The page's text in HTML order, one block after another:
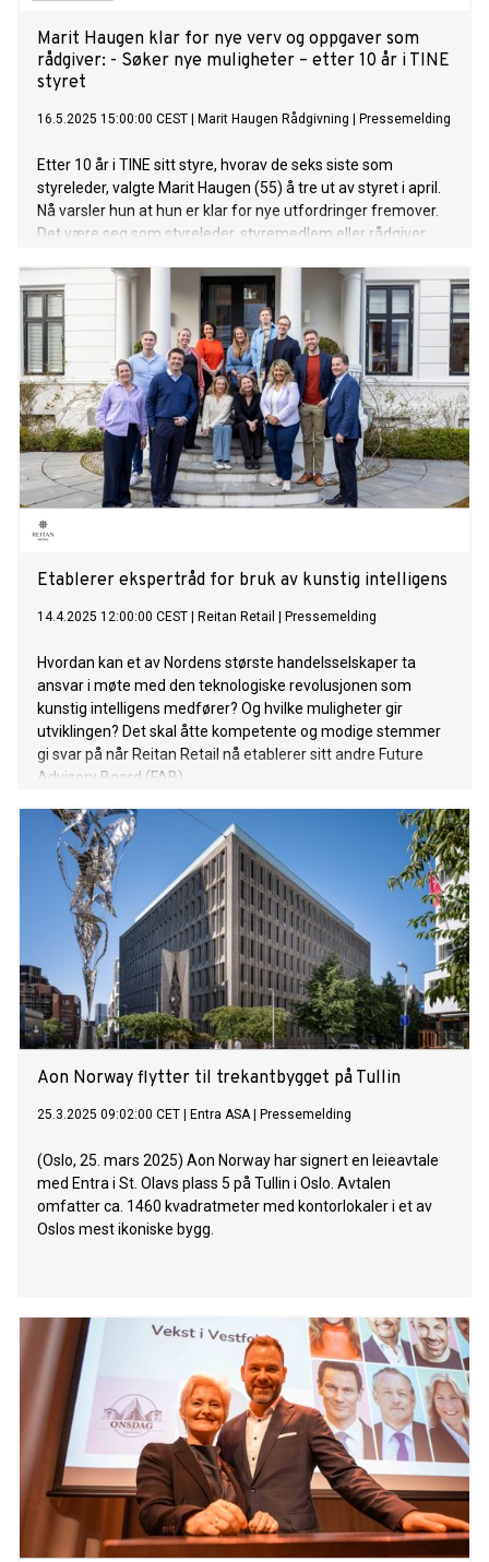
Marit Haugen klar for nye verv og oppgaver som
rådgiver: - Søker nye muligheter – etter 10 år i TINE
styret
16.5.2025 15:00:00 CEST Marit Haugen Rådgivning Pressemelding
Etter 10 år i TINE sitt styre, hvorav de seks siste som
styreleder, valgte Marit Haugen (55) å tre ut av styret i april.
Nå varsler hun at hun er klar for nye utfordringer fremover.
Det være seg som styreleder, styremedlem eller rådgiver.
Etablerer ekspertråd for bruk av kunstig intelligens
14.4.2025 12:00:00 CEST Reitan Retail Pressemelding
Hvordan kan et av Nordens største handelsselskaper ta
ansvar i møte med den teknologiske revolusjonen som
kunstig intelligens medfører? Og hvilke muligheter gir
utviklingen? Det skal åtte kompetente og modige stemmer
gi svar på når Reitan Retail nå etablerer sitt andre Future
Advisory Board (FAB).
Aon Norway flytter til trekantbygget på Tullin
25.3.2025 09:02:00 CET Entra ASA| Pressemelding
(Oslo, 25. mars 2025) Aon Norway har signert en leieavtale
med Entra i St. Olavs plass 5 på Tullin i Oslo. Avtalen
omfatter ca. 1460 kvadratmeter med kontorlokaler i et av
Oslos mest ikoniske bygg.